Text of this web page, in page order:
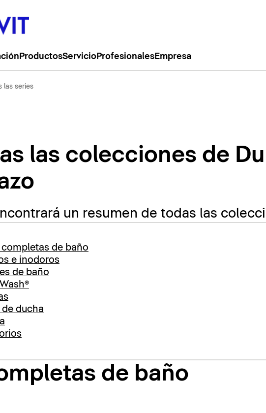
ProductosServicioProfesionalesEmpresa
las series
las colecciones de
un resumen de todas las
completas de baño
e inodoros
de baño
de ducha
de baño